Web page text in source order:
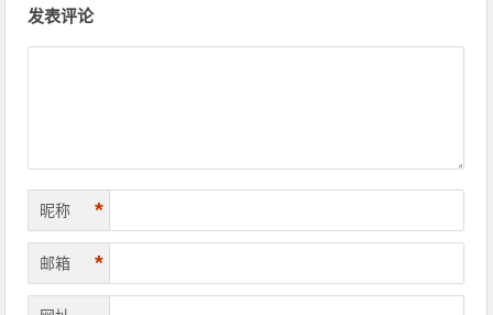
发表评论
昵称 *
邮箱 *